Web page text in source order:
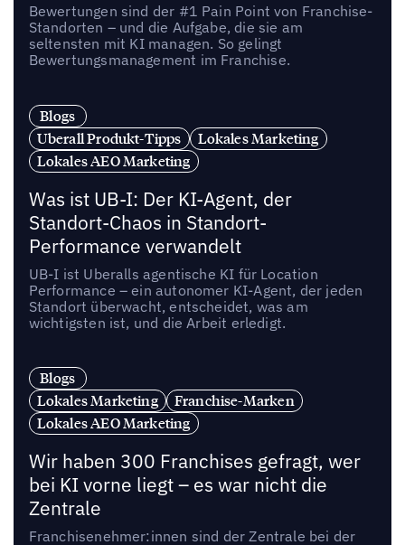
Bewertungen sind der #1 Pain Point von Franchise-
Standorten – und die Aufgabe, die sie am
seltensten mit KI managen. So gelingt
Bewertungsmanagement im Franchise.
Blogs
Uberall Produkt-Tipps
Lokales Marketing
Lokales AEO Marketing
Was ist UB-I: Der KI-Agent, der
Standort-Chaos in Standort-
Performance verwandelt
UB-I ist Uberalls agentische KI für Location
Performance – ein autonomer KI-Agent, der jeden
Standort überwacht, entscheidet, was am
wichtigsten ist, und die Arbeit erledigt.
Blogs
Lokales Marketing
Franchise-Marken
Lokales AEO Marketing
Wir haben 300 Franchises gefragt, wer
bei KI vorne liegt – es war nicht die
Zentrale
Franchisenehmer:innen sind der Zentrale bei der